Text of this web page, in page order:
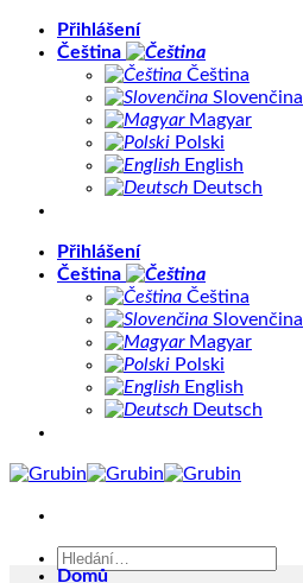
PřeskočitPřihlášení
Čeština
Čeština
Slovenčina
Magyar
Polski
English
Deutsch
Přihlášení
Čeština
Čeština
Slovenčina
Magyar
Polski
English
Deutsch
Hledat:
Domů